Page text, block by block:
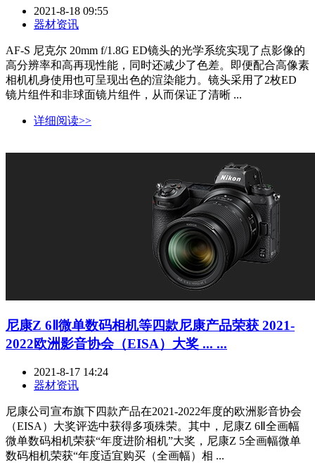
2021-8-18 09:55
器材资讯
AF-S 尼克尔 20mm f/1.8G ED镜头的光学系统实现了点影像的
高分辨率和高再现性能，同时还减少了色差。即便配合高像素
相机机身使用也可呈现出色的渲染能力。镜头采用了2枚ED
镜片组件和非球面镜片组件，从而保证了清晰 ...
详细阅读>>
尼康Z 6Ⅱ微单数码相机等四款尼康产品荣获 2021-
2022欧洲影音协会（EISA）大奖 ... ...
2021-8-17 14:24
器材资讯
尼康公司宣布旗下四款产品在2021-2022年度的欧洲影音协会
（EISA）大奖评选中获得多项殊荣。其中，尼康Z 6Ⅱ全画幅
微单数码相机荣获“年度进阶相机”大奖，尼康Z 5全画幅微单
数码相机荣获“年度适宜购买（全画幅）相 ...